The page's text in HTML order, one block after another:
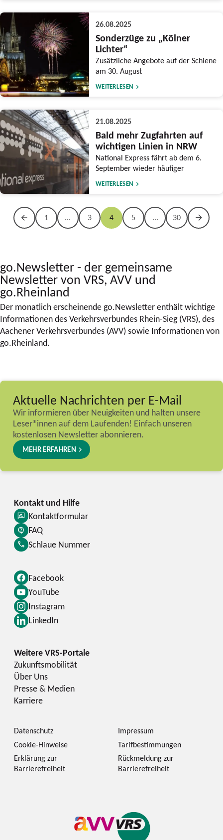
26.08.2025
Sonderzüge zu „Kölner
Lichter“
Zusätzliche Angebote auf der Schiene
am 30. August
WEITERLESEN
21.08.2025
Bald mehr Zugfahrten auf
wichtigen Linien in NRW
National Express fährt ab dem 6.
September wieder häufiger
WEITERLESEN
1 ... 3 4 5 ... 30
go.Newsletter - der gemeinsame
Newsletter von VRS, AVV und
go.Rheinland
Der monatlich erscheinende go.Newsletter enthält wichtige
Informationen des Verkehrsverbundes Rhein-Sieg (VRS), des
Aachener Verkehrsverbundes (AVV) sowie Informationen von
go.Rheinland.
Aktuelle Nachrichten per E-Mail
Wir informieren über Neuigkeiten und halten unsere
Leser*innen auf dem Laufenden! Einfach unseren
kostenlosen Newsletter abonnieren.
MEHR ERFAHREN
Facebook
YouTube
Instagram
LinkedIn
Kontaktformular
FAQ
Schlaue Nummer
Zukunftsmobilität
Über Uns
Presse & Medien
Karriere
Datenschutz
Impressum
Cookie-Hinweise
Tarifbestimmungen
Erklärung zur
Barrierefreiheit
Rückmeldung zur
Barrierefreiheit